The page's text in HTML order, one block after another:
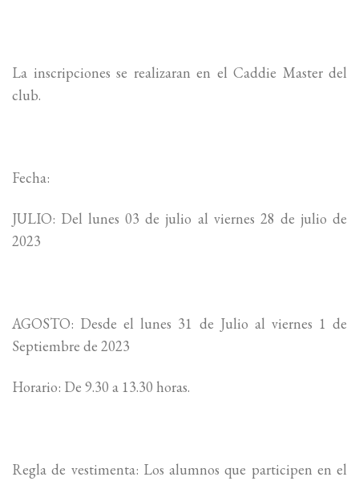
La inscripciones se realizaran en el Caddie Master del
club.
Fecha:
JULIO: Del lunes 03 de julio al viernes 28 de julio de
2023
AGOSTO: Desde el lunes 31 de Julio al viernes 1 de
Septiembre de 2023
Horario: De 9.30 a 13.30 horas.
Regla de vestimenta: Los alumnos que participen en el